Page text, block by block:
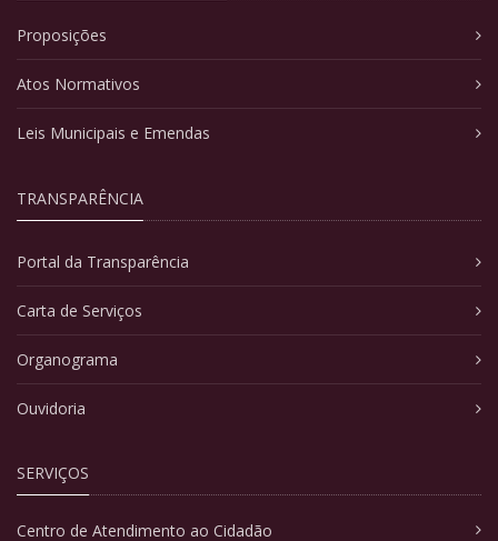
Proposições
Atos Normativos
Leis Municipais e Emendas
TRANSPARÊNCIA
Portal da Transparência
Carta de Serviços
Organograma
Ouvidoria
SERVIÇOS
Centro de Atendimento ao Cidadão